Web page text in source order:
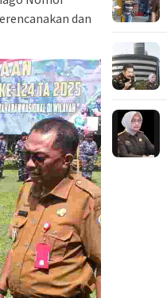
dan